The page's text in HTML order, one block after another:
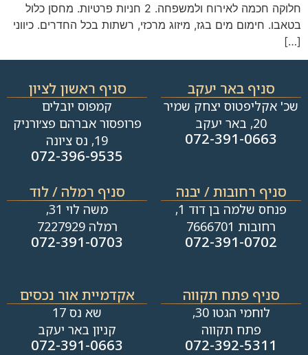
חלוקה חכמה לאירוח ולמשפחה. 2 חניות פרטיות. מחסן כלול
בטאבו. חימום מים בגז, מיזוג מרכזי, רשתות בכל החדרים. כיווני
[…]
סניף באר יעקב
שכ' אקליפטוס יצחק שמיר
20, באר יעקב
072-391-0663
סניף ראשון לציון
קמפוס יובלים
פרופסור אברהם פצ׳ורניק
19, נס ציונה
072-396-9535
סניף רחובות / יבנה​
פנחס שלמה בן דוד 1,
רחובות 7666701
072-391-0702
סניף רמלה / לוד
משה לוי 31,
רמלה 7227929
072-391-0703
סניף פתח תקווה
לוחמי הגטו 30,
פתח תקווה
072-392-5311
אקדמיית אור נכסים
שא נס 17
קניון באר יעקב
072-391-0663